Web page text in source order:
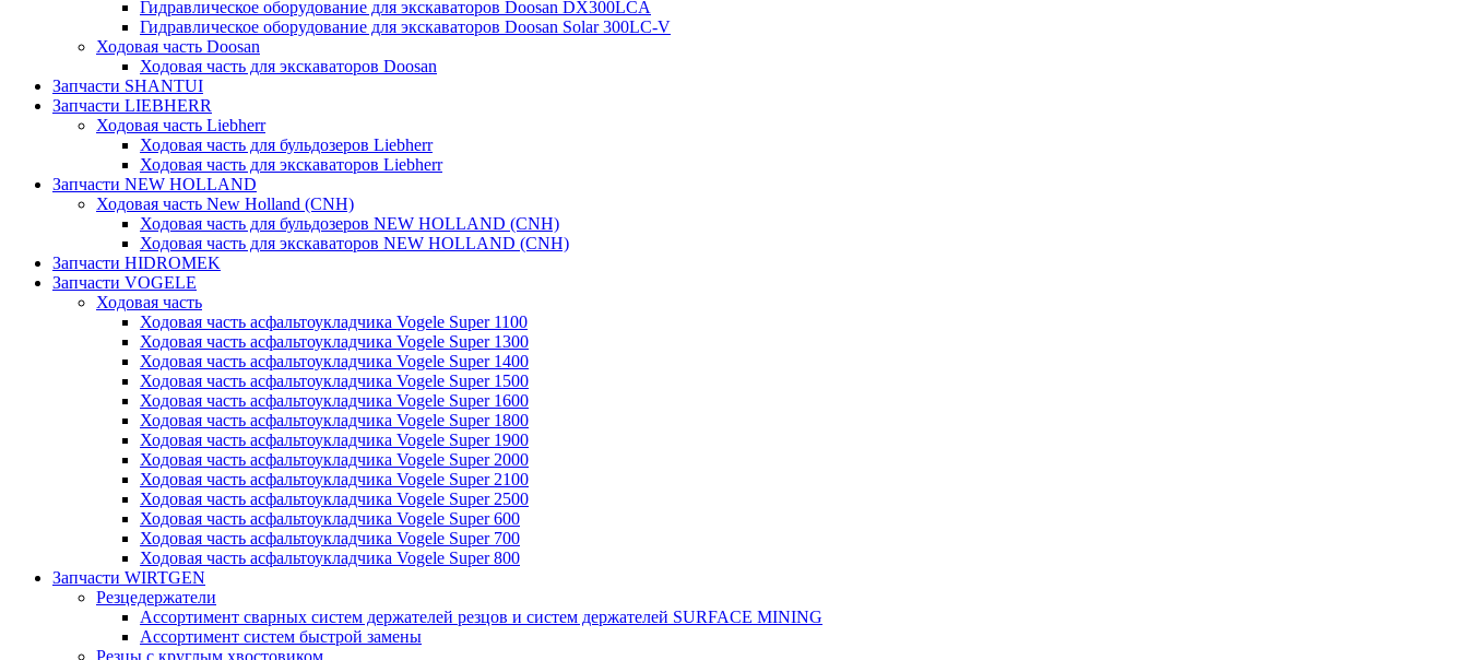
Гидравлическое оборудование для экскаваторов Doosan DX300LCA
Гидравлическое оборудование для экскаваторов Doosan Solar 300LC-V
Ходовая часть Doosan
Ходовая часть для экскаваторов Doosan
Запчасти SHANTUI
Запчасти LIEBHERR
Ходовая часть Liebherr
Ходовая часть для бульдозеров Liebherr
Ходовая часть для экскаваторов Liebherr
Запчасти NEW HOLLAND
Ходовая часть New Holland (CNH)
Ходовая часть для бульдозеров NEW HOLLAND (CNH)
Ходовая часть для экскаваторов NEW HOLLAND (CNH)
Запчасти HIDROMEK
Запчасти VOGELE
Ходовая часть
Ходовая часть асфальтоукладчика Vogele Super 1100
Ходовая часть асфальтоукладчика Vogele Super 1300
Ходовая часть асфальтоукладчика Vogele Super 1400
Ходовая часть асфальтоукладчика Vogele Super 1500
Ходовая часть асфальтоукладчика Vogele Super 1600
Ходовая часть асфальтоукладчика Vogele Super 1800
Ходовая часть асфальтоукладчика Vogele Super 1900
Ходовая часть асфальтоукладчика Vogele Super 2000
Ходовая часть асфальтоукладчика Vogele Super 2100
Ходовая часть асфальтоукладчика Vogele Super 2500
Ходовая часть асфальтоукладчика Vogele Super 600
Ходовая часть асфальтоукладчика Vogele Super 700
Ходовая часть асфальтоукладчика Vogele Super 800
Запчасти WIRTGEN
Резцедержатели
Ассортимент сварных систем держателей резцов и систем держателей SURFACE MINING
Ассортимент систем быстрой замены
Резцы с круглым хвостовиком